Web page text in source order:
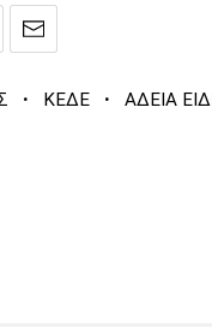
· ΚΕΔΕ · ΑΔΕΙΑ